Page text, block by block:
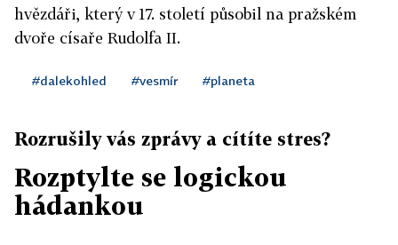
hvězdáři, který v 17. století působil na pražském
dvoře císaře Rudolfa II.
#dalekohled #vesmír #planeta
Rozrušily vás zprávy a cítíte stres?
Rozptylte se logickou
hádankou